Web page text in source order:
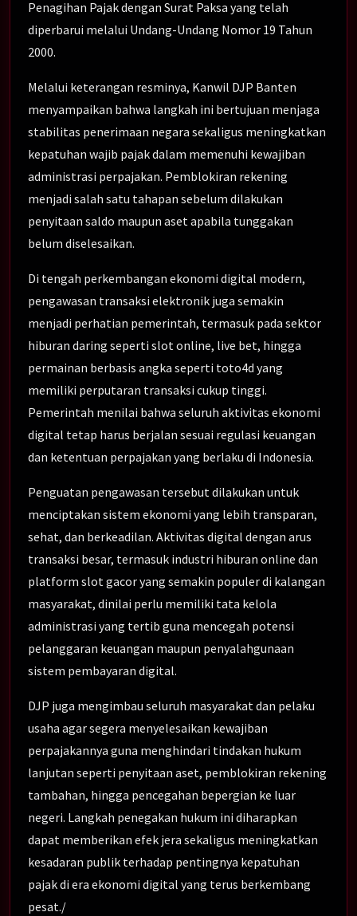
Penagihan Pajak dengan Surat Paksa yang telah
diperbarui melalui Undang-Undang Nomor 19 Tahun
2000.
Melalui keterangan resminya, Kanwil DJP Banten
menyampaikan bahwa langkah ini bertujuan menjaga
stabilitas penerimaan negara sekaligus meningkatkan
kepatuhan wajib pajak dalam memenuhi kewajiban
administrasi perpajakan. Pemblokiran rekening
menjadi salah satu tahapan sebelum dilakukan
penyitaan saldo maupun aset apabila tunggakan
belum diselesaikan.
Di tengah perkembangan ekonomi digital modern,
pengawasan transaksi elektronik juga semakin
menjadi perhatian pemerintah, termasuk pada sektor
hiburan daring seperti slot online, live bet, hingga
permainan berbasis angka seperti toto4d yang
memiliki perputaran transaksi cukup tinggi.
Pemerintah menilai bahwa seluruh aktivitas ekonomi
digital tetap harus berjalan sesuai regulasi keuangan
dan ketentuan perpajakan yang berlaku di Indonesia.
Penguatan pengawasan tersebut dilakukan untuk
menciptakan sistem ekonomi yang lebih transparan,
sehat, dan berkeadilan. Aktivitas digital dengan arus
transaksi besar, termasuk industri hiburan online dan
platform slot gacor yang semakin populer di kalangan
masyarakat, dinilai perlu memiliki tata kelola
administrasi yang tertib guna mencegah potensi
pelanggaran keuangan maupun penyalahgunaan
sistem pembayaran digital.
DJP juga mengimbau seluruh masyarakat dan pelaku
usaha agar segera menyelesaikan kewajiban
perpajakannya guna menghindari tindakan hukum
lanjutan seperti penyitaan aset, pemblokiran rekening
tambahan, hingga pencegahan bepergian ke luar
negeri. Langkah penegakan hukum ini diharapkan
dapat memberikan efek jera sekaligus meningkatkan
kesadaran publik terhadap pentingnya kepatuhan
pajak di era ekonomi digital yang terus berkembang
pesat./